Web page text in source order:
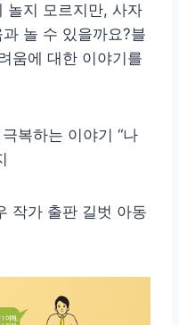
놀지 모르지만, 사자
놀 수 있을까요?블
움에 대한 이야기를
작가 출판 길벗 아동